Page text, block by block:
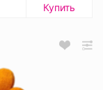
Купить